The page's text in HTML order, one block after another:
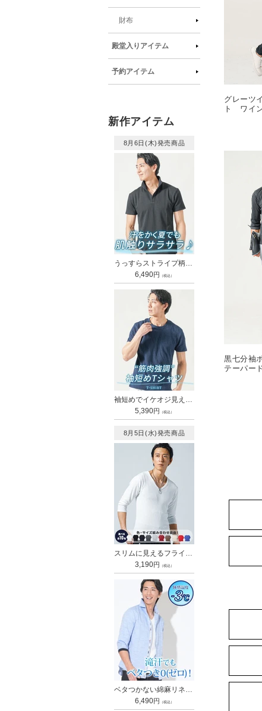
財布
殿堂入りアイテム
予約アイテム
新作アイテム
8月6日(木)発売商品
うっすらストライプ柄イタリアンスタンドカラー襟ワイヤー立ち襟ポロシャツ
通
常
6,490円 （税込）
袖短めでイケオジ見えするうっすらデザインクルーネック半袖Tシャツ
通
常
格
5,390円 （税込）
8月5日(水)発売商品
スリムに見えるフライス素材Vネック7分袖Tシャツ
通
常
価
格
3,190円 （税込）
ベタつかない綿麻リネン混ホリゾンタルカラー袖リブ7分袖シャツ
通
6,490円 （税込）
グレーツ
ト ワイ
黒七分袖
テーパー